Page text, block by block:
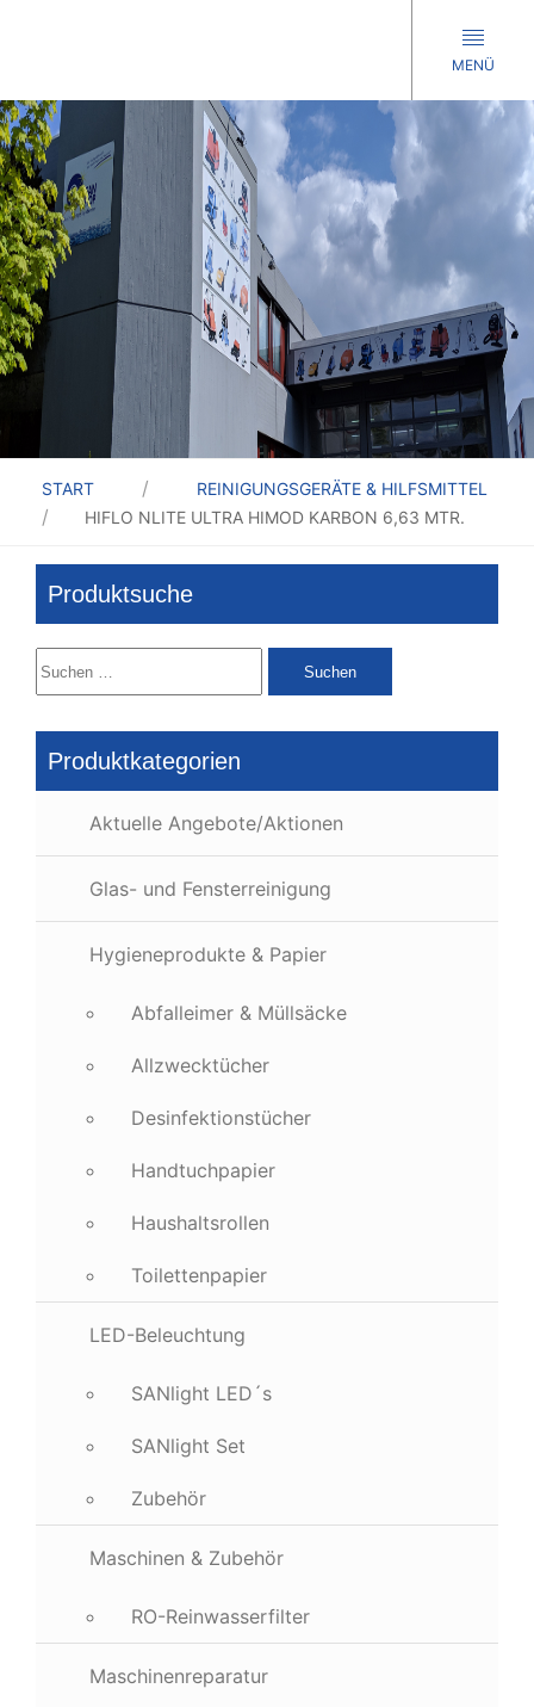
MENÜ
START
REINIGUNGSGERÄTE & HILFSMITTEL
HIFLO NLITE ULTRA HIMOD KARBON 6,63 MTR.
Produktsuche
Suchen
nach:
Produktkategorien
Aktuelle Angebote/Aktionen
Glas- und Fensterreinigung
Hygieneprodukte & Papier
Abfalleimer & Müllsäcke
Allzwecktücher
Desinfektionstücher
Handtuchpapier
Haushaltsrollen
Toilettenpapier
LED-Beleuchtung
SANlight LED´s
SANlight Set
Zubehör
Maschinen & Zubehör
RO-Reinwasserfilter
Maschinenreparatur